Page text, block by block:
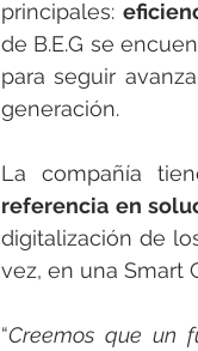
principales:
de B.E.G se
para seguir
generación.
La compañía
referencia en
digitalización de
vez, en una Smart
“Creemos que un